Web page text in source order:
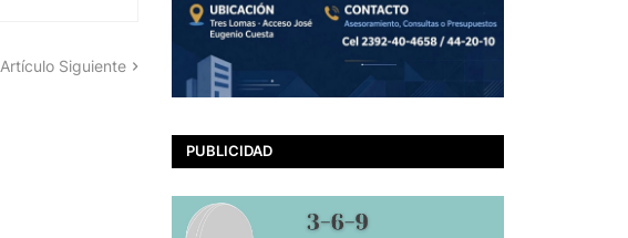
Artículo Siguiente
PUBLICIDAD